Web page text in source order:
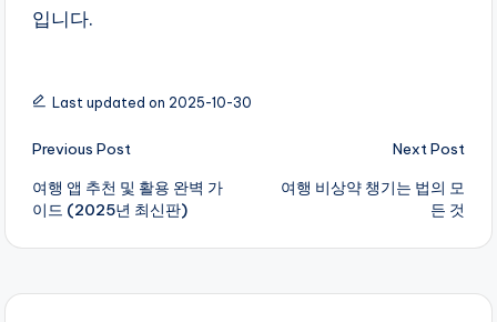
입니다.
Last updated on 2025-10-30
Post
Previous Post
여행 앱 추천 및 활용 완벽 가
이드 (2025년 최신판)
Next Post
여행 비상약 챙기는 법의 모
든 것